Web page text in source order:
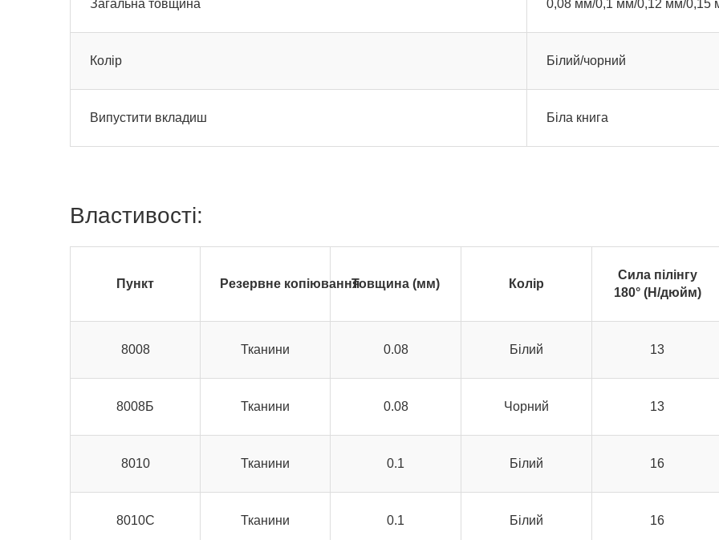
Загальна товщина 0,08 мм/0,1 мм/0,12 мм/0,15
Колір Білий/чорний
Випустити вкладиш Біла книга
Властивості:
Пункт Резервне копіюванняТовщина (мм) Колір
Сила пілінгу
180° (Н/дюйм)
8008 Тканини 0.08 Білий 13
8008Б Тканини 0.08 Чорний 13
8010 Тканини 0.1 Білий 16
8010С Тканини 0.1 Білий 16